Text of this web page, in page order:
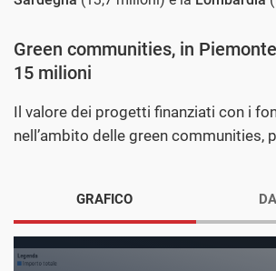
Green communities, in
15 milioni
Il valore dei progetti finanziati con i
nell’ambito delle green communities,
GRAFICO